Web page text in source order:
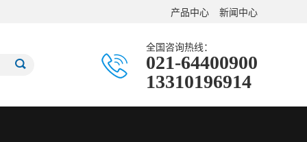
产品中心 新闻中心
全国咨询热线：
021-64400900
13310196914